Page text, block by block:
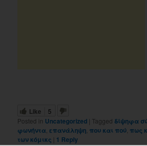
Like
5
Posted in Uncategorized | Tagged δίψηφα
φωνήντα επανάληψη που και πού πως
των κόμικς | 1 Reply